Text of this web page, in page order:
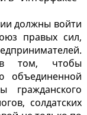
должны войти
правых сил,
в том, чтобы
объединенной
гражданского
солдатских